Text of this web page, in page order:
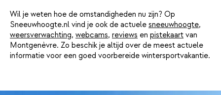
Wil je weten hoe de omstandigheden nu zijn? Op
Sneeuwhoogte.nl vind je ook de actuele sneeuwhoogte,
weersverwachting, webcams, reviews en pistekaart van
Montgenèvre. Zo beschik je altijd over de meest actuele
informatie voor een goed voorbereide wintersportvakantie.